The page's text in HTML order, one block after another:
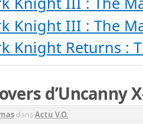
Knight III : The
Knight Returns :
d’Uncanny
dansActu V.O.